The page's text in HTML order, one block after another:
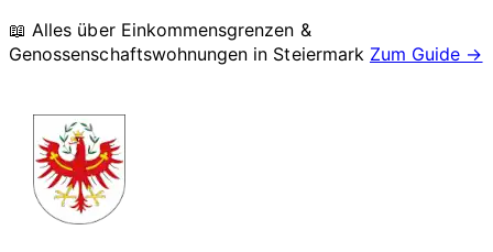
📖 Alles über Einkommensgrenzen &
Genossenschaftswohnungen in Steiermark Zum Guide →